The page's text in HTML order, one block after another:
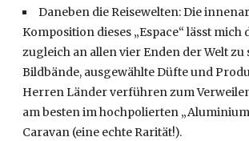
Daneben die Reisewelten: Die
Komposition dieses „Espace“ lässt mich
zugleich an allen vier Enden der Welt zu
Bildbände, ausgewählte Düfte und
Herren Länder verführen zum
am besten im hochpolierten
Caravan (eine echte Rarität!).